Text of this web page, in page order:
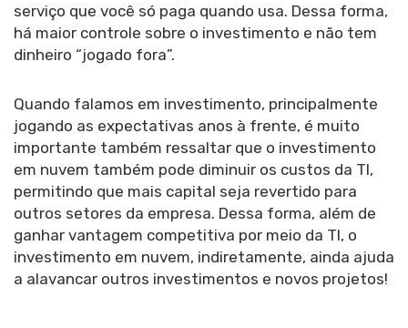
serviço que você só paga quando usa. Dessa forma,
há maior controle sobre o investimento e não tem
dinheiro “jogado fora”.
Quando falamos em investimento, principalmente
jogando as expectativas anos à frente, é muito
importante também ressaltar que o investimento
em nuvem também pode diminuir os custos da TI,
permitindo que mais capital seja revertido para
outros setores da empresa. Dessa forma, além de
ganhar vantagem competitiva por meio da TI, o
investimento em nuvem, indiretamente, ainda ajuda
a alavancar outros investimentos e novos projetos!